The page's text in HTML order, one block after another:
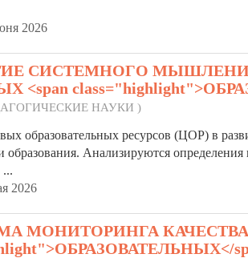
2026
СИСТЕМНОГО
<span
НАУКИ )
образовательных ресурсов (ЦОР) в
образования. Анализируются
...
2026
МОНИТОРИНГА КАЧЕСТВА